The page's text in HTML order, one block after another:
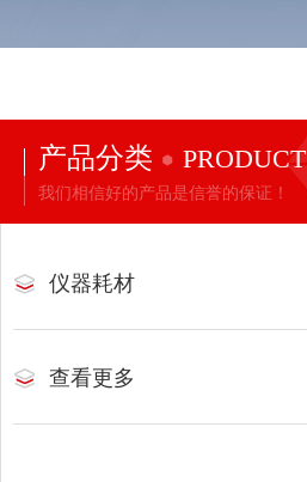
产品分类 PRODUCT
我们相信好的产品是信誉的保证！
仪器耗材
查看更多